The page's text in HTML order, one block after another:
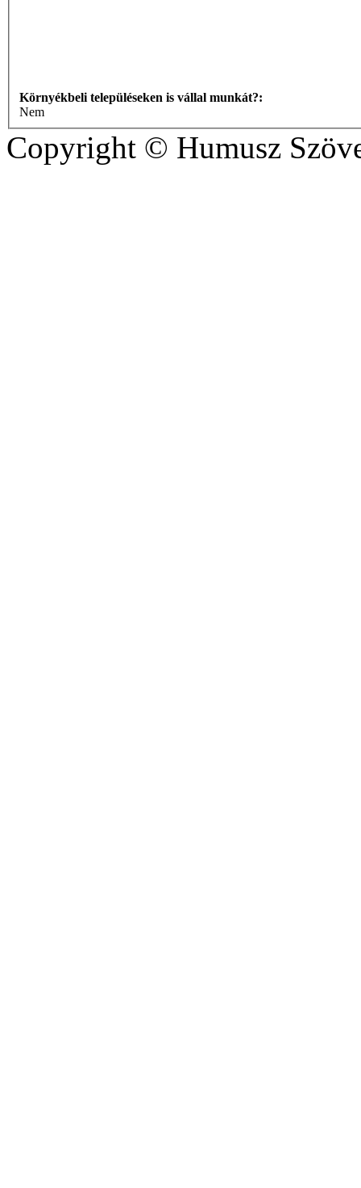
Környékbeli településeken is vállal munkát?:
Nem
Copyright © Humusz